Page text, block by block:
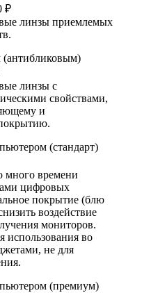
₽
линзы приемлемых
линзы с
свойствами,
и
(стандарт)
много времени
цифровых
покрытие (блю
воздействие
мониторов.
использования во
не для
(премиум)